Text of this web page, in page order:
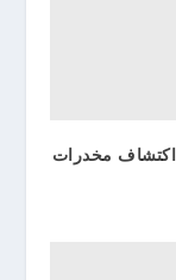
اكتشاف مخدرات